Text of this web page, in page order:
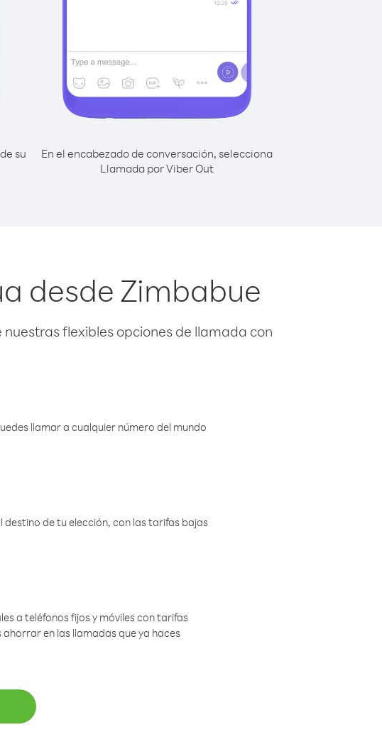
su
En el encabezado de conversación, selecciona
Llamada por Viber Out
desde Zimbabue
flexibles opciones de llamada con
llamar a cualquier número del mundo
de tu elección, con las tarifas bajas
a teléfonos fijos y móviles con tarifas
en las llamadas que ya haces